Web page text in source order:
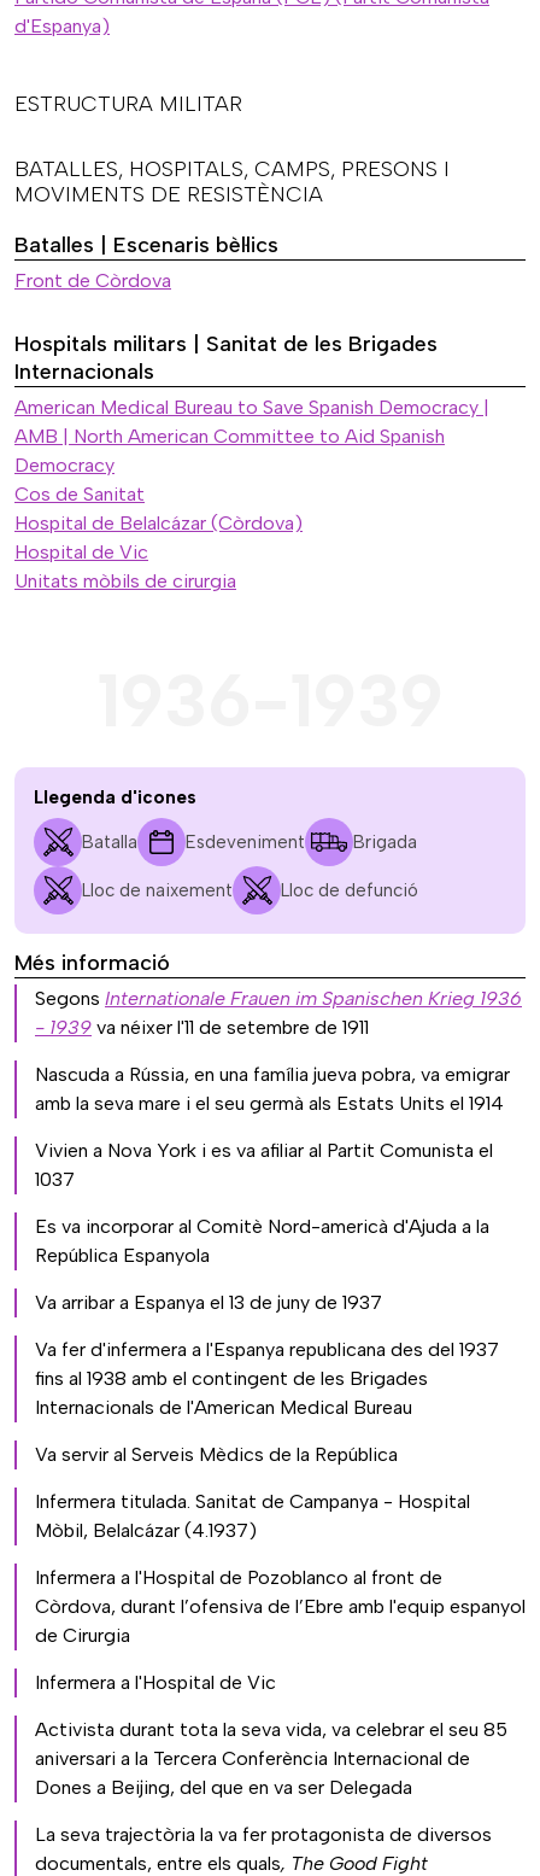
d'Espanya)
ESTRUCTURA MILITAR
BATALLES, HOSPITALS, CAMPS, PRESONS I
MOVIMENTS DE RESISTÈNCIA
Batalles | Escenaris bèl·lics
Front de Còrdova
Hospitals militars | Sanitat de les Brigades
Internacionals
American Medical Bureau to Save Spanish Democracy |
AMB | North American Committee to Aid Spanish
Democracy
Cos de Sanitat
Hospital de Belalcázar (Còrdova)
Hospital de Vic
Unitats mòbils de cirurgia
Llegenda d'icones
Batalla Esdeveniment Brigada
Lloc de naixement Lloc de defunció
Més informació
Segons Internationale Frauen im Spanischen Krieg 1936
- 1939 va néixer l'11 de setembre de 1911
Nascuda a Rússia, en una família jueva pobra, va emigrar
amb la seva mare i el seu germà als Estats Units el 1914
Vivien a Nova York i es va afiliar al Partit Comunista el
1037
Es va incorporar al Comitè Nord-americà d'Ajuda a la
República Espanyola
Va arribar a Espanya el 13 de juny de 1937
Va fer d'infermera a l'Espanya republicana des del 1937
fins al 1938 amb el contingent de les Brigades
Internacionals de l'American Medical Bureau
Va servir al Serveis Mèdics de la República
Infermera titulada. Sanitat de Campanya - Hospital
Mòbil, Belalcázar (4.1937)
Infermera a l'Hospital de Pozoblanco al front de
Còrdova, durant l’ofensiva de l’Ebre amb l'equip espanyol
de Cirurgia
Infermera a l'Hospital de Vic
Activista durant tota la seva vida, va celebrar el seu 85
aniversari a la Tercera Conferència Internacional de
Dones a Beijing, del que en va ser Delegada
La seva trajectòria la va fer protagonista de diversos
documentals, entre els quals, The Good Fight